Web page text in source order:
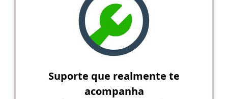
Suporte que realmente te
acompanha